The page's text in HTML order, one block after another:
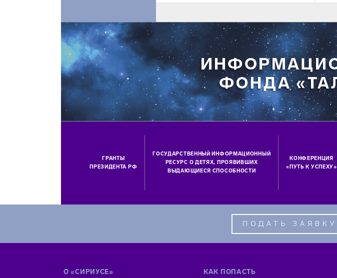
ГРАНТЫ
ПРЕЗИДЕНТА РФ
ГОСУДАРСТВЕННЫЙ ИНФОРМАЦИОННЫЙ
РЕСУРС О ДЕТЯХ, ПРОЯВИВШИХ
ВЫДАЮЩИЕСЯ СПОСОБНОСТИ
КОНФЕРЕНЦИЯ
«ПУТЬ К УСПЕХУ»
ПОДАТЬ ЗАЯВКУ
О «СИРИУСЕ» КАК ПОПАСТЬ